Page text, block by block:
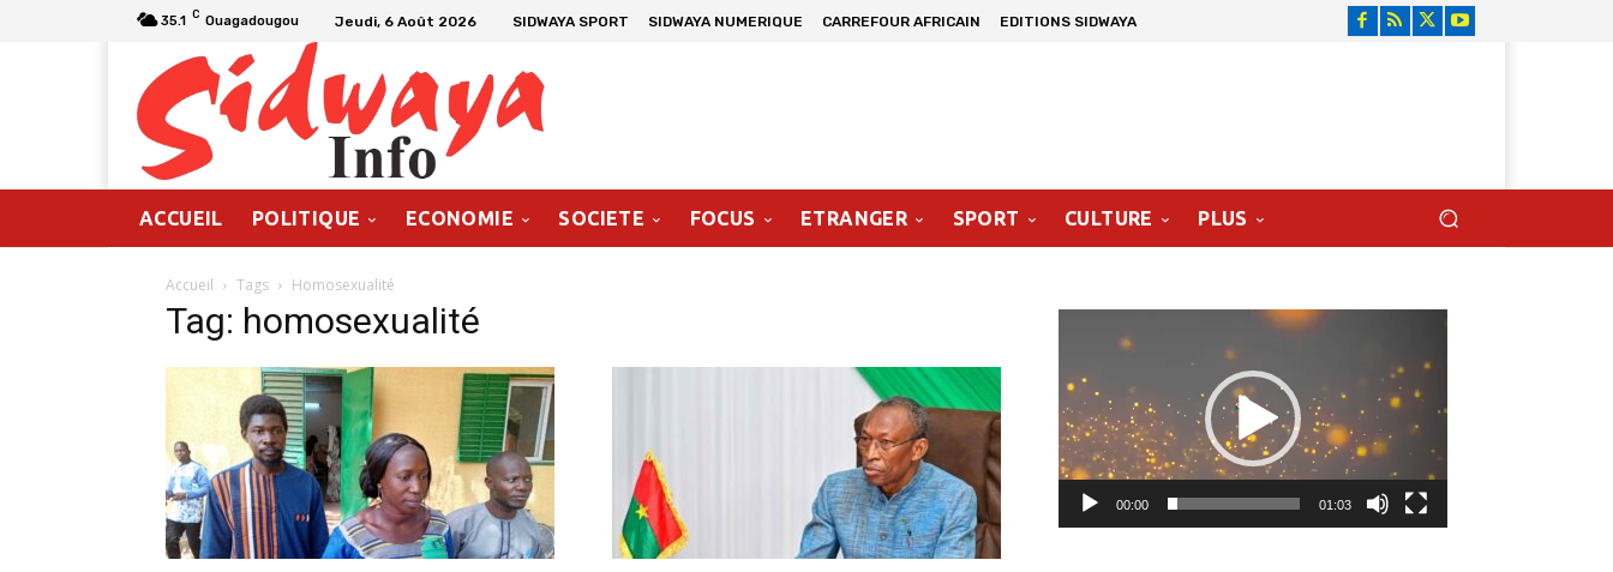
35.1 C Ouagadougou Jeudi, 6 Août 2026 SIDWAYA SPORT SIDWAYA NUMERIQUE CARREFOUR AFRICAIN EDITIONS SIDWAYA
ACCUEIL POLITIQUE ECONOMIE SOCIETE FOCUS ETRANGER SPORT CULTURE PLUS
Accueil Tags Homosexualité
Tag: homosexualité
00:00 01:03